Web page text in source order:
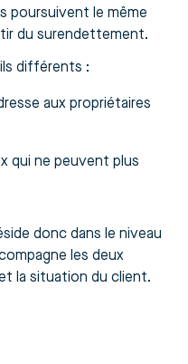
poursuivent le même
du surendettement.
différents :
aux propriétaires
qui ne peuvent plus
donc dans le niveau
les deux
la situation du client.